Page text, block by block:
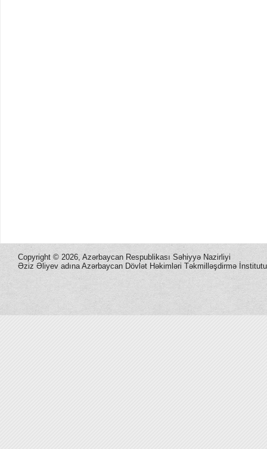
Copyright © 2026, Azərbaycan Respublikası Səhiyyə Nazirliyi
Əziz Əliyev adına Azərbaycan Dövlət Həkimləri Təkmilləşdirmə İnstitutu